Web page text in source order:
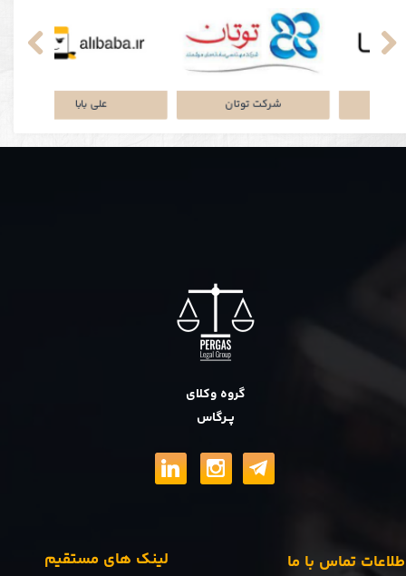
شرکت توتان پلتفرم جاباما
گروه وکلای
پــرگاس
لینک های مستقیم تماس با ما